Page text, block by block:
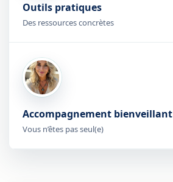
Outils pratiques
Des ressources concrètes
Accompagnement bienveillant
Vous n’êtes pas seul(e)